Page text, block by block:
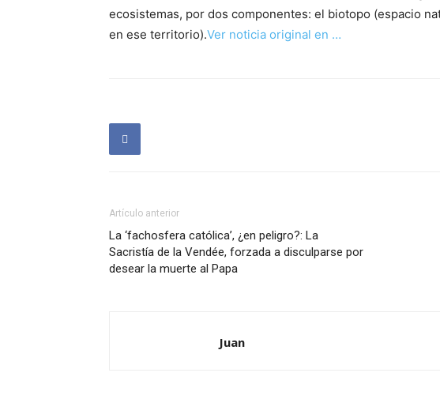
ecosistemas, por dos componentes: el biotopo (espacio
en ese territorio).Ver noticia original en …
Artículo anterior
La ‘fachosfera católica’, ¿en peligro?: La
Sacristía de la Vendée, forzada a disculparse por
desear la muerte al Papa
Juan